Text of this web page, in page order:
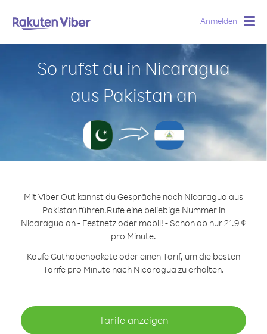
Anmelden
So rufst du in Nicaragua
aus Pakistan an
Mit Viber Out kannst du Gespräche nach Nicaragua aus
Pakistan führen.Rufe eine beliebige Nummer in
Nicaragua an - Festnetz oder mobil! - Schon ab nur 21.9 ¢
pro Minute.
Kaufe Guthabenpakete oder einen Tarif, um die besten
Tarife pro Minute nach Nicaragua zu erhalten.
Tarife anzeigen